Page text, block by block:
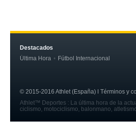
Destacados
Última Hora
Fútbol Internacional
© 2015-2016 Athlet (España) l Términos y
Athlet™ Deportes : La última hora de la
ciclismo, motociclismo, balonmano,